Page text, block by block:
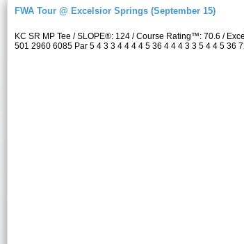
FWA Tour @ Excelsior Springs (September 15)
KC SR MP Tee / SLOPE®: 124 / Course Rating™: 70.6 /
501 2960 6085 Par 5 4 3 3 4 4 4 4 5 36 4 4 4 3 3 5 4 4 5 36